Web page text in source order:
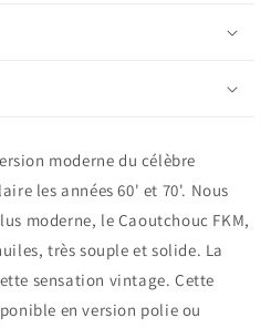
moderne du célèbre
les années 60' et 70'. Nous
moderne, le Caoutchouc FKM,
très souple et solide. La
sensation vintage. Cette
en version polie ou